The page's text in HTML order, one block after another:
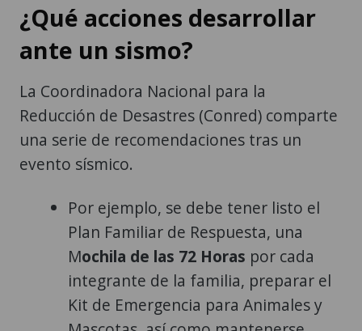
¿Qué acciones desarrollar
ante un sismo?
La Coordinadora Nacional para la
Reducción de Desastres (Conred) comparte
una serie de recomendaciones tras un
evento sísmico.
Por ejemplo, se debe tener listo el
Plan Familiar de Respuesta, una
Mochila de las 72 Horas por cada
integrante de la familia, preparar el
Kit de Emergencia para Animales y